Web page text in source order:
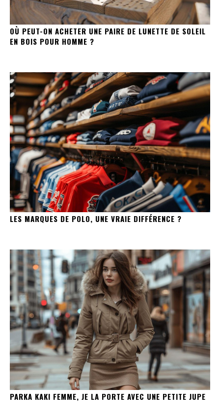
OÙ PEUT-ON ACHETER UNE PAIRE DE LUNETTE DE SOLEIL
EN BOIS POUR HOMME ?
LES MARQUES DE POLO, UNE VRAIE DIFFÉRENCE ?
PARKA KAKI FEMME, JE LA PORTE AVEC UNE PETITE JUPE